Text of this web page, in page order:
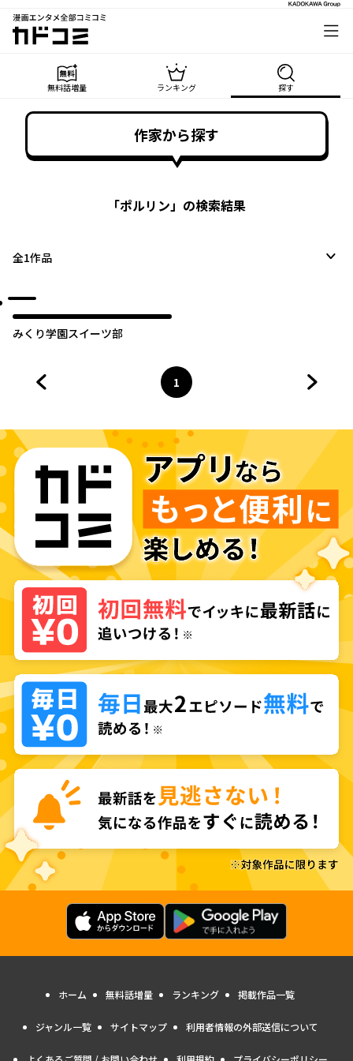
漫画エンタメ全部コミコミ
カドコミ
無料話増量 ランキング 探す
作家から探す
「ポルリン」の検索結果
全1作品
みくり学園スイーツ部
ページ
1
へ
ホーム 無料話増量 ランキング 掲載作品一覧
ジャンル一覧 サイトマップ 利用者情報の外部送信について